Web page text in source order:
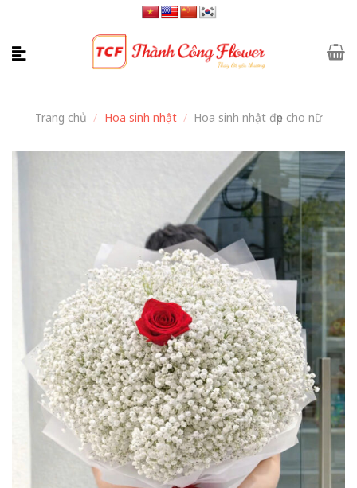
content
Trang chủ / Hoa sinh nhật / Hoa sinh nhật đẹp cho nữ